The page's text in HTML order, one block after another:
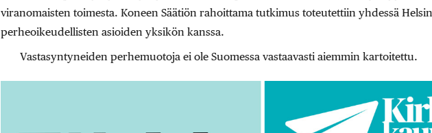
viranomaisten toimesta. Koneen Säätiön rahoittama tutkimus toteutettiin yhdessä
perheoikeudellisten asioiden yksikön kanssa.
Vastasyntyneiden perhemuotoja ei ole Suomessa vastaavasti aiemmin kartoitettu.